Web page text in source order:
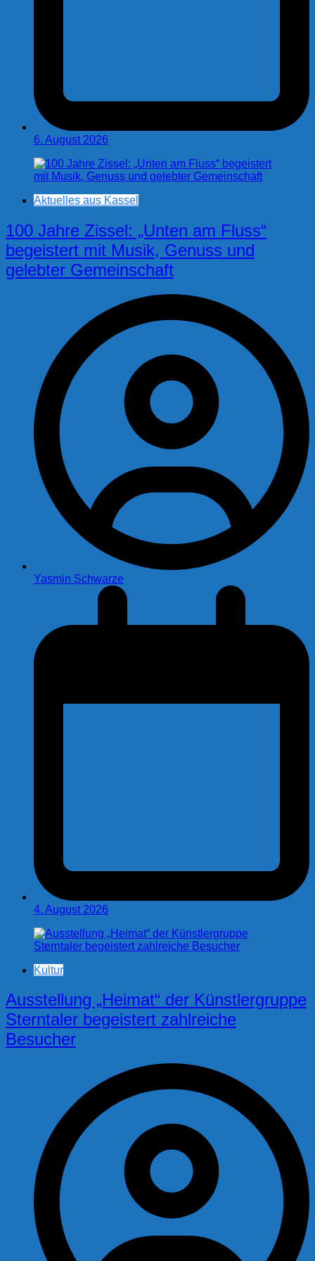
6. August 2026
Aktuelles aus Kassel
100 Jahre Zissel: „Unten am Fluss“
begeistert mit Musik, Genuss und
gelebter Gemeinschaft
Yasmin Schwarze
4. August 2026
Kultur
Ausstellung „Heimat“ der Künstlergruppe
Sterntaler begeistert zahlreiche
Besucher